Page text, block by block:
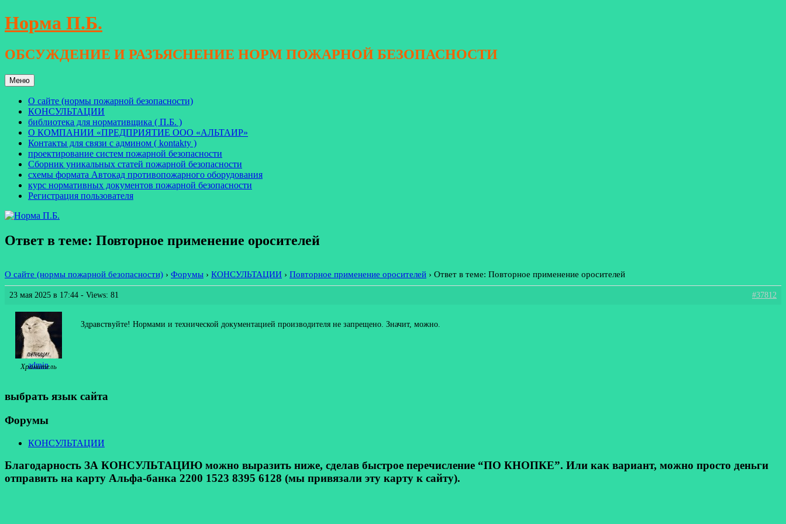
Перейти
к
Норма П.Б.
ОБСУЖДЕНИЕ И РАЗЪЯСНЕНИЕ НОРМ ПОЖАРНОЙ БЕЗОПАСНОСТИ
Меню
О сайте (нормы пожарной безопасности)
КОНСУЛЬТАЦИИ
библиотека для нормативщика ( П.Б. )
О КОМПАНИИ «ПРЕДПРИЯТИЕ ООО «АЛЬТАИР»
Контакты для связи с админом ( kontakty )
проектирование систем пожарной безопасности
Сборник уникальных статей пожарной безопасности
схемы формата Автокад противопожарного оборудования
курс нормативных документов пожарной безопасности
Регистрация пользователя
Ответ в теме: Повторное применение оросителей
О сайте (нормы пожарной безопасности) › Форумы › КОНСУЛЬТАЦИИ › Повторное применение оросителей › Ответ в теме: Повторное применение оросителей
23 мая 2025 в 17:44 - Views: 81 #37812
admin
Хранитель
Здравствуйте! Нормами и технической документацией производителя не запрещено. Значит, можно.
выбрать язык сайта
Форумы
КОНСУЛЬТАЦИИ
Благодарность ЗА КОНСУЛЬТАЦИЮ можно выразить ниже, сделав быстрое перечисление “ПО КНОПКЕ”. Или как вариант, можно просто деньги
отправить на карту Альфа-банка 2200 1523 8395 6128 (мы привязали эту карту к сайту).